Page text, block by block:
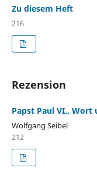
Zu diesem Heft
216
Rezension
Papst Paul VI., Wort
Wolfgang Seibel
212